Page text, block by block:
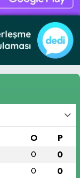
O P
0 0
0 0